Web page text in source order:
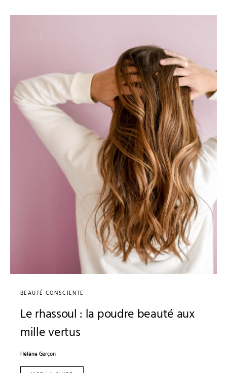
BEAUTÉ CONSCIENTE
Le rhassoul : la poudre beauté aux
mille vertus
Hélène Garçon